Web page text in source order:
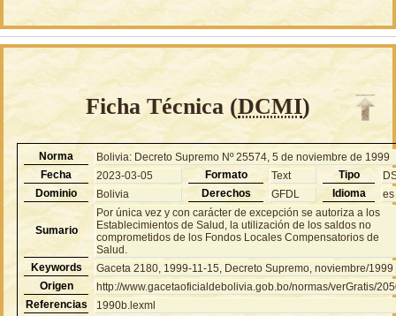
Ficha Técnica (DCMI)
Norma
Bolivia: Decreto Supremo Nº 25574, 5 de noviembre de 1999
Fecha
2023-03-05 Formato Text Tipo
Dominio
Bolivia Derechos GFDL Idioma es
Sumario
Por única vez y con carácter de excepción se autoriza a los
Establecimientos de Salud, la utilización de los saldos no
comprometidos de los Fondos Locales Compensatorios de
Salud.
Keywords
Gaceta 2180, 1999-11-15, Decreto Supremo, noviembre/1999
Origen
http://www.gacetaoficialdebolivia.gob.bo/normas/verGratis/
Referencias
1990b.lexml